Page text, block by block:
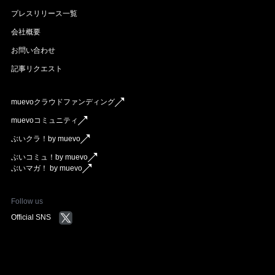
プレスリリース一覧
会社概要
お問い合わせ
記事リクエスト
muevoクラウドファンディング
muevoコミュニティ
ぶいクラ！by muevo
ぶいコミュ！by muevo
ぶいマガ！ by muevo
Follow us
Official SNS